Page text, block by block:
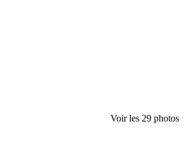
Voir les 29 photos